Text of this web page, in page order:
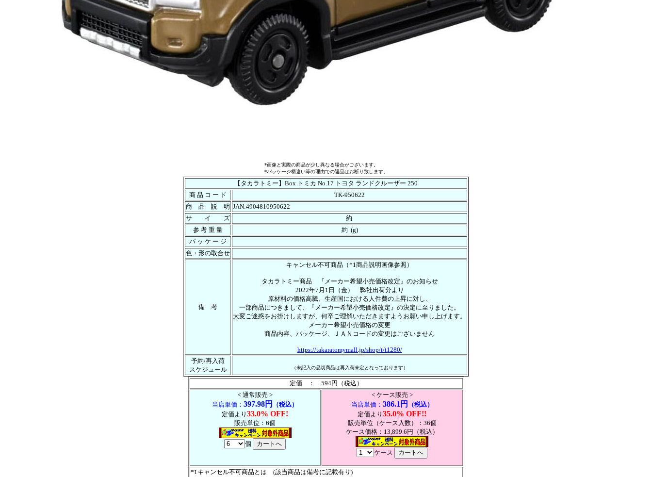
*画像と実際の商品が少し異なる場合がございます。
*パッケージ柄違い等の理由での返品はお断り致します。
【タカラトミー】Box トミカ No.17 トヨタ ランドクルーザー 250
商 品 コ ー ド
TK-950622
商 品 説 明 JAN:4904810950622
サ イ ズ
約
参 考 重 量
約 (g)
パ ッ ケ ー ジ
色・形の取合せ
備 考
キャンセル不可商品（*1商品説明画像参照）
タカラトミー商品 『メーカー希望小売価格改定』のお知らせ
2022年7月1日（金） 弊社出荷分より
原材料の価格高騰、生産国における人件費の上昇に対し、
一部商品につきまして、『メーカー希望小売価格改定』の決定に至りました。
大変ご迷惑をお掛けしますが、何卒ご理解いただきますようお願い申し上げます。
メーカー希望小売価格の変更
商品内容、パッケージ、ＪＡＮコードの変更はございません
https://takaratomymall.jp/shop/t/t1280/
予約/再入荷
スケジュール
（未記入の品切商品は再入荷未定となっております）
定価 ： 594円（税込）
< 通常販売 >
当店単価： 397.98円
（税込）
定価より 33.0% OFF!
販売単位：6個
個
< ケース販売 >
当店単価： 386.1円
（税込）
定価より 35.0% OFF!!
販売単位（ケース入数）：36個
ケース価格：13,899.6円（税込）
ケース
*1キャンセル不可商品とは (該当商品は備考に記載有り)